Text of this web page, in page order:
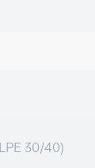
30/40)